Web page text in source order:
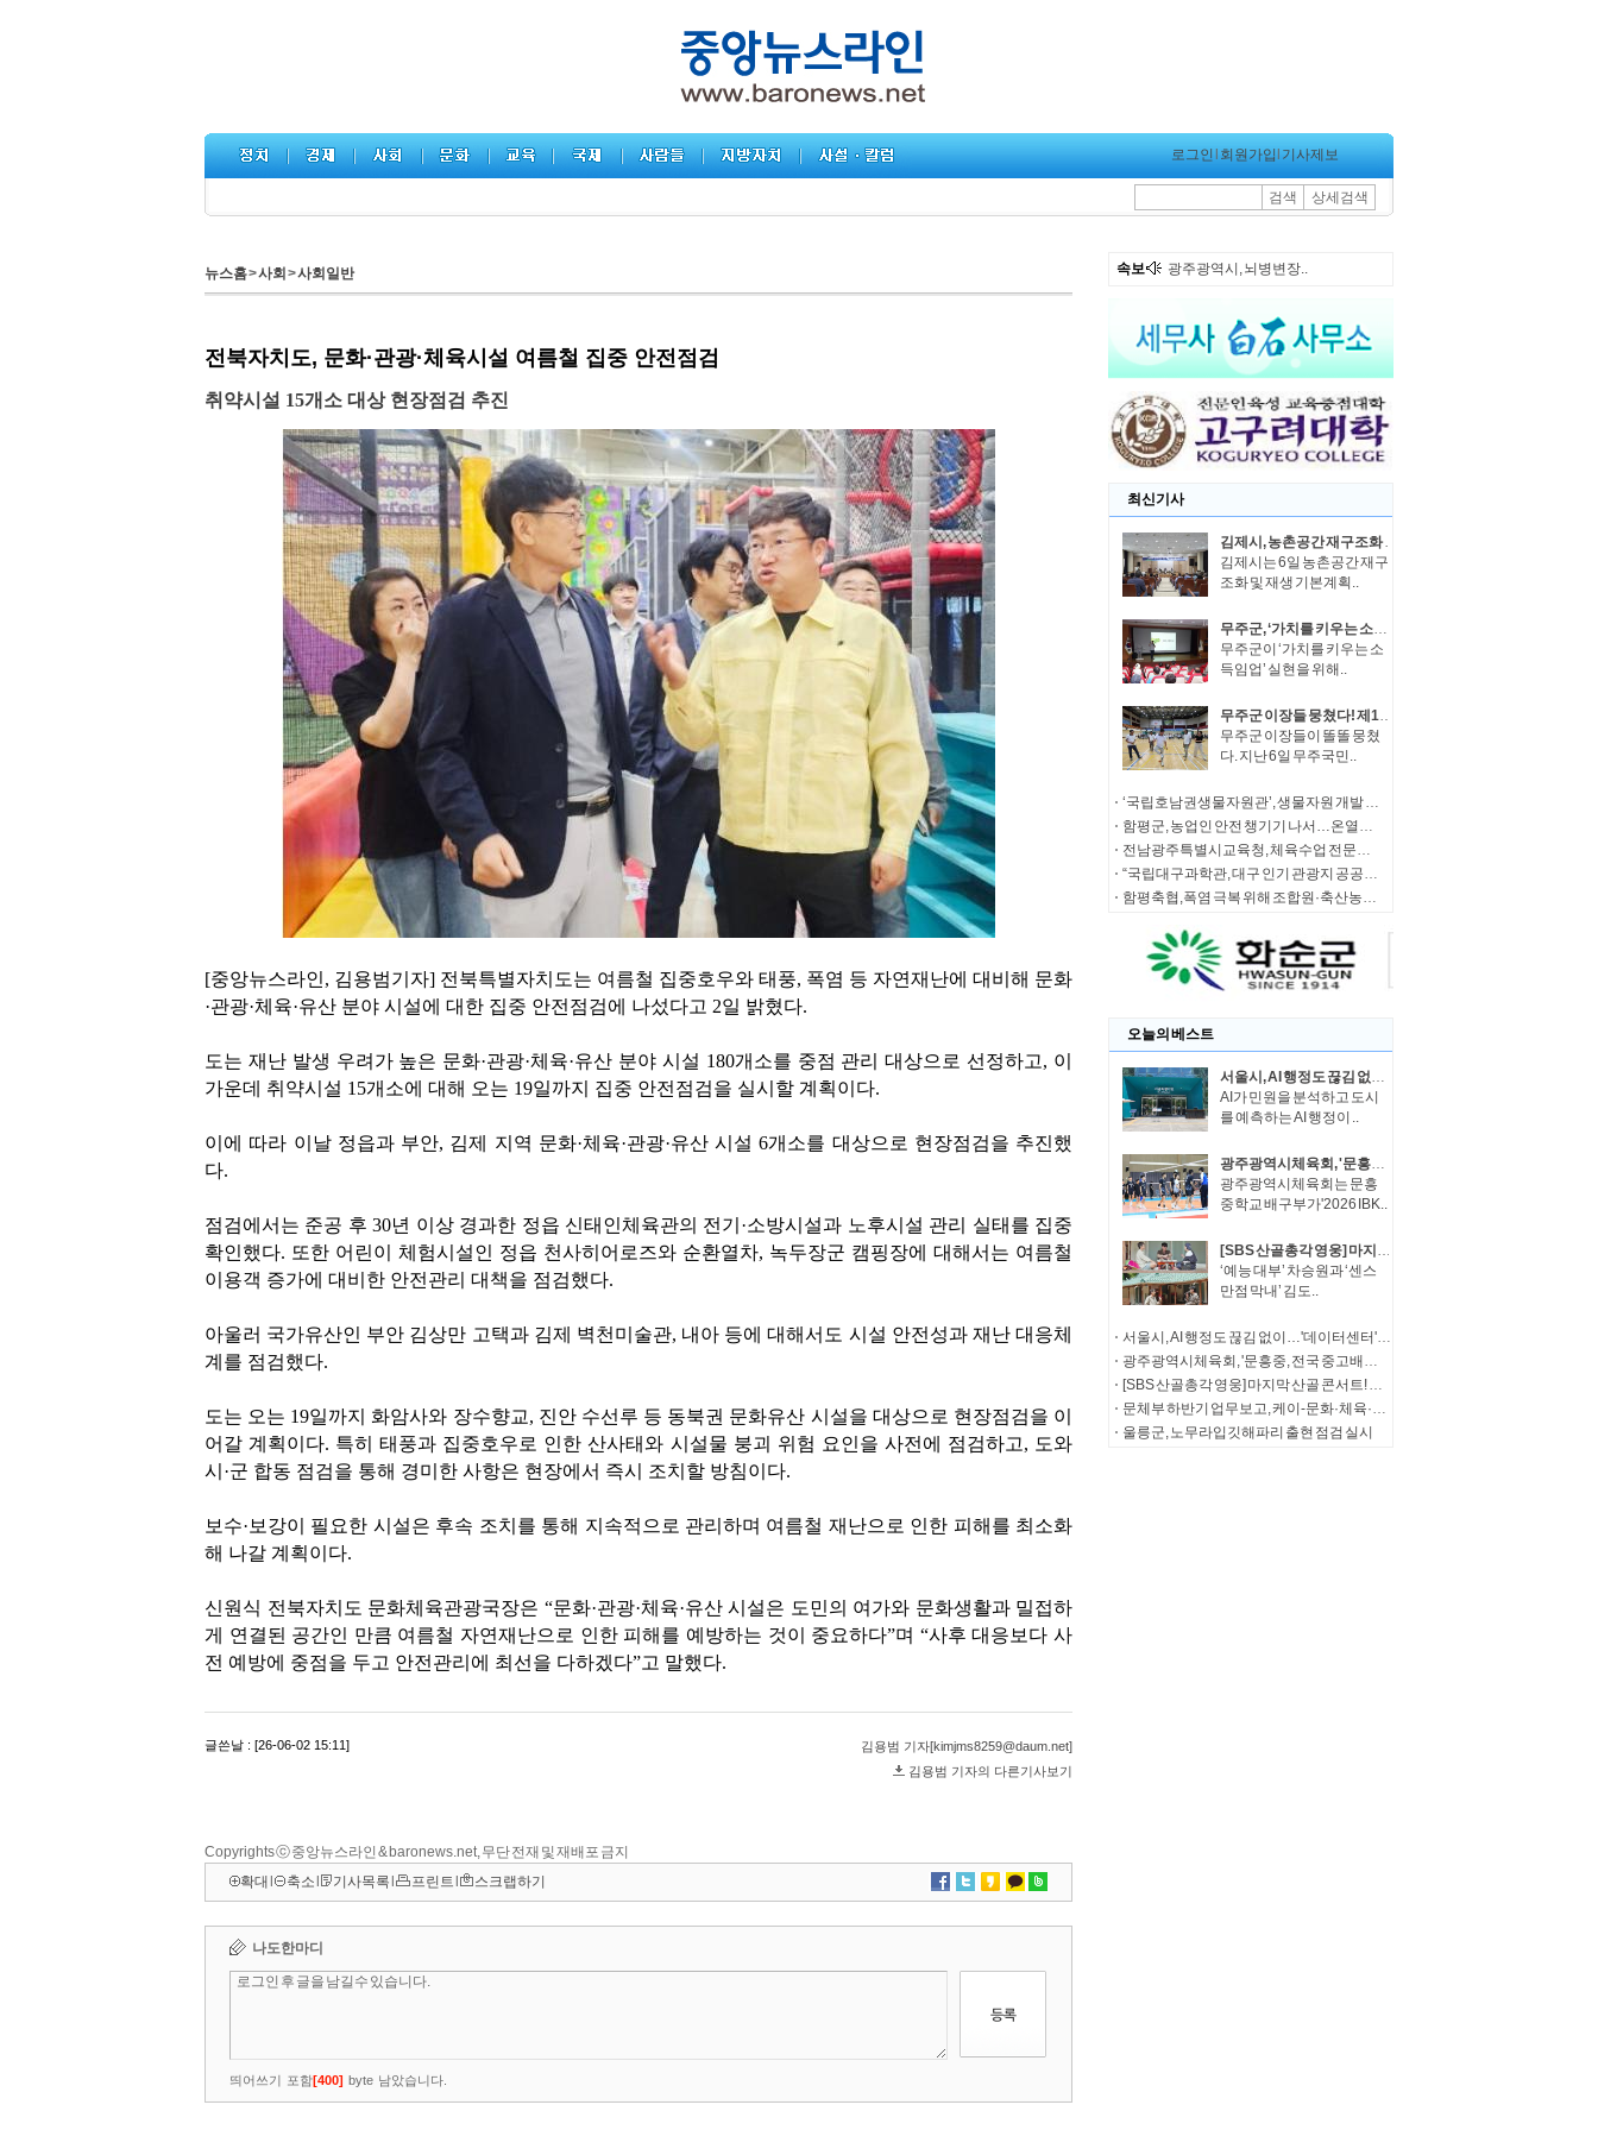
로그인 회원가입 기사제보
검색 상세검색
뉴스홈>사회 >사회일반
Copyrights ⓒ 중앙뉴스라인 & baronews.net, 무단 전재 및 재배포 금지
확대
축소 기사목록 프린트 스크랩하기
속보 광주광역시, 뇌병변장..
최신기사
김제시, 농촌공간 재구조화 본격 추진 주민공청회 개최
김제시는 6일 농촌공간 재구
조화 및 재생 기본계획..
무주군, ‘가치를 키우는 소득임업’ 실현 박차 “찾아가는 임업인 임산물 유통·마케팅 교육 시행'
무주군이 ‘가치를 키우는 소
득임업’ 실현을 위해..
무주군 이장들 뭉쳤다! 제14회 무주군 이장 한마음 체육대회 성료
무주군 이장들이 똘똘 뭉쳤
다. 지난 6일 무주국민..
‘국립호남권생물자원관’, 생물자원 개발 활성화를 위한 업무협약 체결
함평군, 농업인 안전 챙기기 나서…온열질환 대응 ‘앞장’
전남광주특별시교육청, 체육수업 전문성 강화 ‘팔 걷었다’
“국립대구과학관, 대구 인기 관광지 공공기관 1위 선정· 과기정통부 기타공공기관 경영평가 ‘A등급(우수)’ 겹경사”
함평축협,폭염 극복 위해 조합원·축산농가에 6천만 원 규모의 스트레스 완화제 무상 지원
오늘의 베스트
서울시, AI 행정도 끊김 없이…'데이터센터' 200억 투입 전면 고도화
AI가 민원을 분석하고 도시
를 예측하는 AI 행정이 ..
광주광역시체육회, '문흥중, 전국 중고배구대회 결승 진출'
광주광역시체육회는 문흥
중학교 배구부가'2026 IBK..
[SBS 산골총각 영웅] 마지막 산골 콘서트! 임영웅, 특별 신청곡으로 전한 감동
‘예능 대부’ 차승원과 ‘센스
만점 막내’ 김도..
서울시, AI 행정도 끊김 없이…'데이터센터' 200억 투입 전면 고도화
광주광역시체육회, '문흥중, 전국 중고배구대회 결승 진출'
[SBS 산골총각 영웅] 마지막 산골 콘서트! 임영웅, 특별 신청곡으로 전한 감동
문체부 하반기 업무보고, 케이-문화·체육·관광으로 '대체불가 문화강국' 도약
울릉군, 노무라입깃해파리 출현 점검 실시